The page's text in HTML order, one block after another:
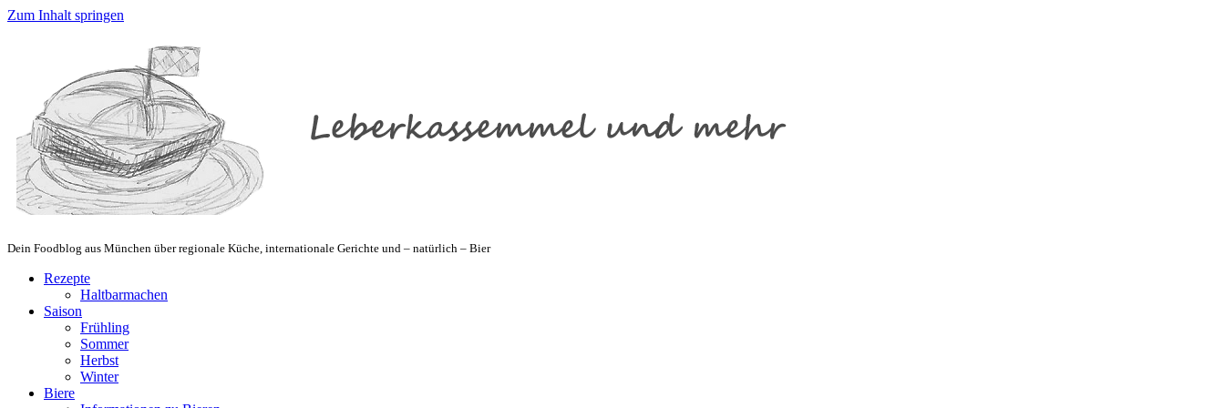
Zum Inhalt springen
Dein Foodblog aus München über regionale Küche, internationale Gerichte und – natürlich – Bier
Rezepte
Haltbarmachen
Saison
Frühling
Sommer
Herbst
Winter
Biere